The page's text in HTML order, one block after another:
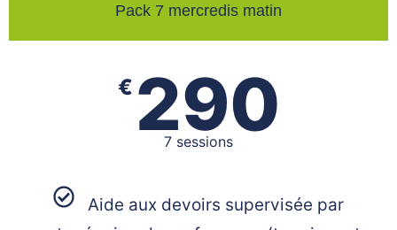
Pack 7 mercredis matin
€ 290
7 sessions
Aide aux devoirs supervisée par